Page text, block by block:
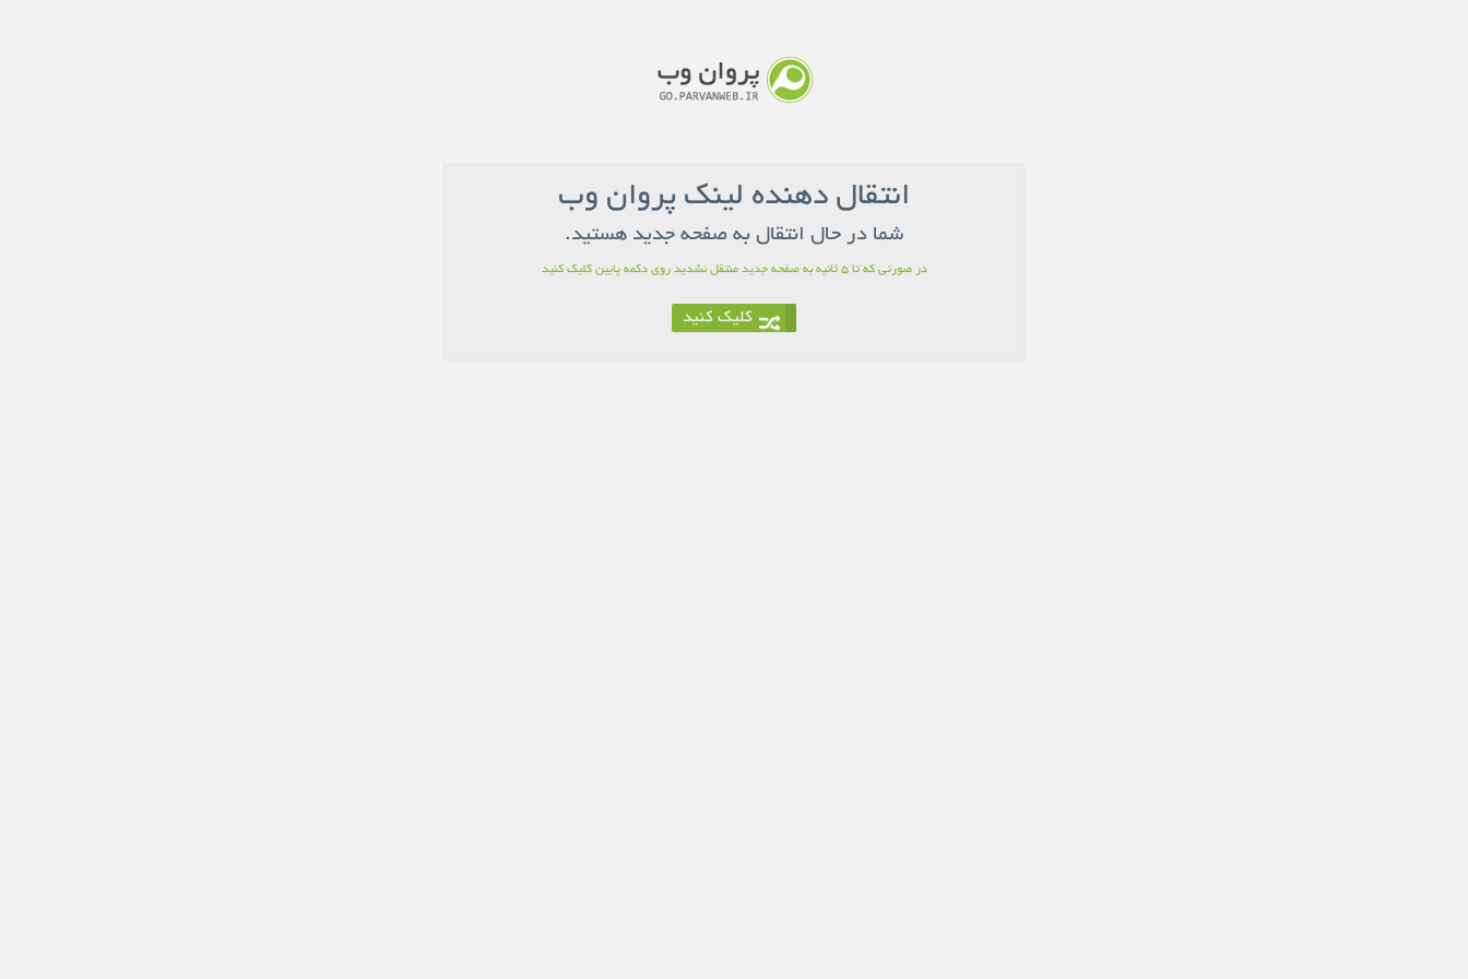
انتقال دهنده لینک پروان وب
شما در حال انتقال به صفحه جدید هستید.
در صورتی که تا 5 ثانیه به صفحه جدید منتقل نشدید روی دکمه پایین کلیک کنید
کلیک کنید